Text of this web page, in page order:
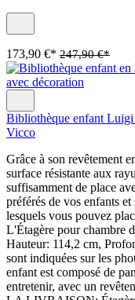
173,90 €* 247,90 €*
Bibliothèque enfant Luigi
Vicco
Grâce à son revêtement
surface résistante aux
suffisamment de place
préférés de vos enfants
lesquels vous pouvez
L'Étagère pour chambre
Hauteur: 114,2 cm,
sont indiquées sur les
enfant est composé de
entretenir, avec un